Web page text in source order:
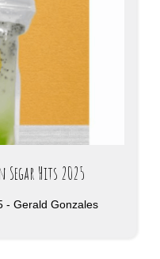
Segar Hits 2025
- Gerald Gonzales